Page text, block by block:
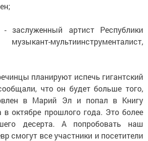
артист Республики
мультиинструменталист,
планируют испечь гигантский
что он будет больше того,
в Марий Эл и попал в Книгу
в октябре прошлого года. Это более
десерта. А попробовать наш
смогут все участники и посетители